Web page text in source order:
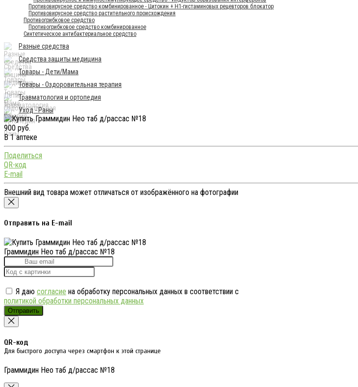
Противовирусное средство комбинированное - Цитокин + Н1-гистаминовых рецевторов блокатор
Противовирусное средство растительного происхождения
Противогрибковое средство
Противогрибковое средство комбинированное
Синтетическое антибактериальное средство
Разные средства
Средства защиты медицина
Товары - Дети/Мама
Товары - Оздоровительная терапия
Травматология и ортопедия
Уход - Раны
900 руб.
В 1 аптеке
Поделиться
QR-код
E-mail
Внешний вид товара может отличаться от изображённого на фотографии
Отправить на E-mail
Граммидин Нео таб д/рассас №18
Я даю согласие на обработку персональных данных в соответствии с
политикой обработки персональных данных
Отправить
QR-код
Для быстрого доступа через смартфон к этой странице
Граммидин Нео таб д/рассас №18